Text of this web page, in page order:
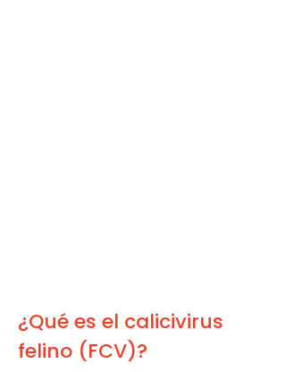
¿Qué es el calicivirus
felino (FCV)?